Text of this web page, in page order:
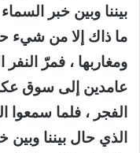
بيننا وبين خبر
ما ذاك إلا من شيء
ومغاربها ، فمرّ
عامدين إلى سوق
الفجر ، فلما سمعوا
الذي حال بيننا